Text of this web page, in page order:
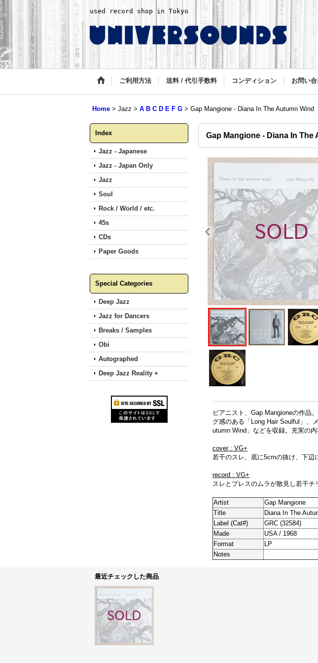
used record shop in Tokyo
ご利用方法 送料 / 代引手数料 コンディション お問い
Home > Jazz > A B C D E F G > Gap Mangione - Diana In The Autumn Wind
Index
Jazz - Japanese
Jazz - Japan Only
Jazz
Soul
Rock / World / etc.
45s
CDs
Paper Goods
Special Categories
Deep Jazz
Jazz for Dancers
Breaks / Samples
Obi
Autographed
Deep Jazz Reality +
Gap Mangione - Diana In The
ピアニスト、Gap Mangioneの作品
グ感のある「Long Hair Soulful」、
utumn Wind」などを収録。充実の
cover : VG+
若干のスレ、底に5cmの抜け、下辺
record : VG+
スレとプレスのムラが散見し若干チ
Artist
Gap Mangione
Title
Diana In The
Label (Cat#)
GRC (32584)
Made
USA / 1968
Format
LP
Notes
最近チェックした商品